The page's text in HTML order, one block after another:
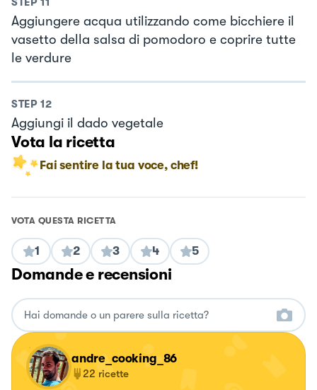
Aggiungere acqua utilizzando come bicchiere il
vasetto della salsa di pomodoro e coprire tutte
le verdure
STEP 12
Aggiungi il dado vegetale
Vota la ricetta
Fai sentire la tua voce, chef!
VOTA QUESTA RICETTA
1 2 3 4 5
Domande e recensioni
andre_cooking_86
22 ricette